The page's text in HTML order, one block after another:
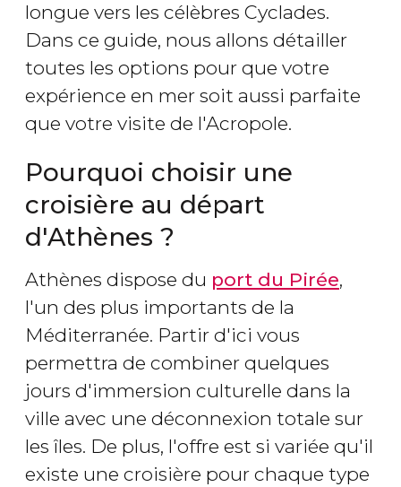
longue vers les célèbres Cyclades.
Dans ce guide, nous allons détailler
toutes les options pour que votre
expérience en mer soit aussi parfaite
que votre visite de l'Acropole.
Pourquoi choisir une
croisière au départ
d'Athènes ?
Athènes dispose du port du Pirée,
l'un des plus importants de la
Méditerranée. Partir d'ici vous
permettra de combiner quelques
jours d'immersion culturelle dans la
ville avec une déconnexion totale sur
les îles. De plus, l'offre est si variée qu'il
existe une croisière pour chaque type